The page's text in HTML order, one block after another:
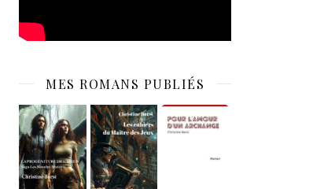
MES ROMANS PUBLIÉS